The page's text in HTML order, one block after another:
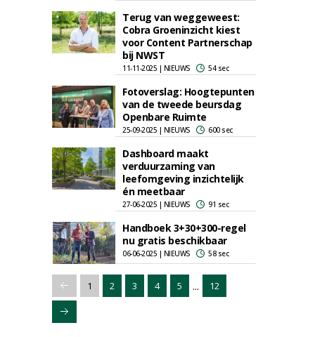
Terug van weggeweest:
Cobra Groeninzicht kiest
voor Content Partnerschap
bij NWST
11-11-2025 | NIEUWS 54 sec
Fotoverslag: Hoogtepunten
van de tweede beursdag
Openbare Ruimte
25-09-2025 | NIEUWS 600 sec
Dashboard maakt
verduurzaming van
leefomgeving inzichtelijk
én meetbaar
27-06-2025 | NIEUWS 91 sec
Handboek 3+30+300-regel
nu gratis beschikbaar
06-06-2025 | NIEUWS 58 sec
1 2 3 4 5 ... 12